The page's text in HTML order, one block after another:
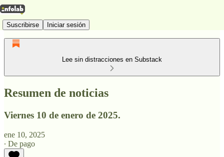
Suscribirse Iniciar sesión
Lee sin distracciones en Substack
Resumen de noticias
Viernes 10 de enero de 2025.
ene 10, 2025
∙ De pago